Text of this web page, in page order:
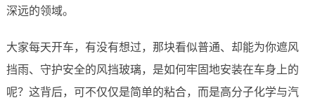
深远的领域。
大家每天开车，有没有想过，那块看似普通、却能为你遮风
挡雨、守护安全的风挡玻璃，是如何牢固地安装在车身上的
呢？这背后，可不仅仅是简单的粘合，而是高分子化学与汽